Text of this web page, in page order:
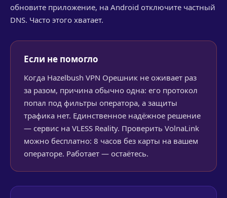
обновите приложение, на Android отключите частный
DNS. Часто этого хватает.
Если не помогло
Когда Hazelbush VPN Орешник не оживает раз
за разом, причина обычно одна: его протокол
попал под фильтры оператора, а защиты
трафика нет. Единственное надёжное решение
— сервис на VLESS Reality. Проверить VolnaLink
можно бесплатно: 8 часов без карты на вашем
операторе. Работает — остаётесь.